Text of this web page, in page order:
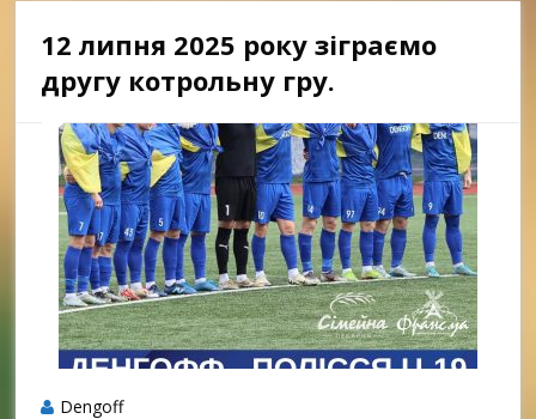
12 липня 2025 року зіграємо
другу котрольну гру.
Dengoff